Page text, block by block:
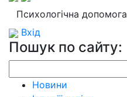
Психологічна допомога
Вхід
Пошук по сайту:
Новини